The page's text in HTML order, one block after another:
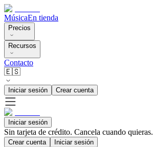
MúsicaEn tienda
Precios
Recursos
Contacto
🇪🇸
Iniciar sesión Crear cuenta
Iniciar sesión
Sin tarjeta de crédito. Cancela cuando quieras.
Crear cuenta Iniciar sesión